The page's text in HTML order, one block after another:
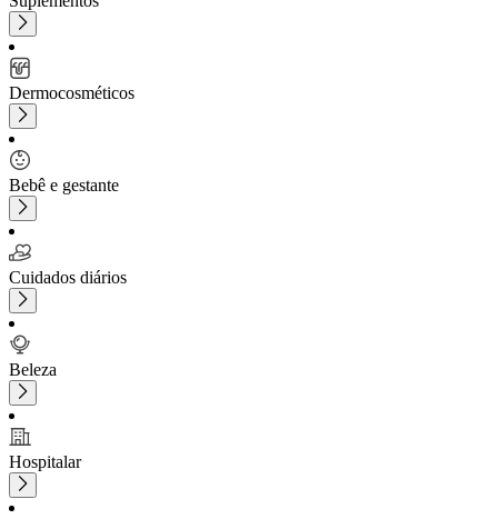
Dermocosméticos
Bebê e gestante
Cuidados diários
Beleza
Hospitalar